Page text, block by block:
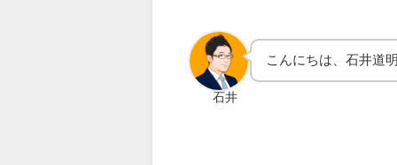
石井
こんにちは、石井道